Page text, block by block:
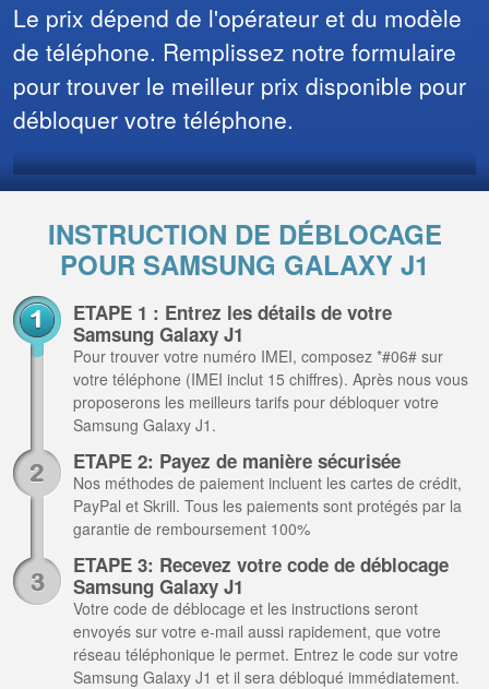
Le prix dépend de l'opérateur et du modèle
de téléphone. Remplissez notre formulaire
pour trouver le meilleur prix disponible pour
débloquer votre téléphone.
INSTRUCTION DE DÉBLOCAGE
POUR SAMSUNG GALAXY J1
ETAPE 1 : Entrez les détails de votre
Samsung Galaxy J1
Pour trouver votre numéro IMEI, composez *#06# sur
votre téléphone (IMEI inclut 15 chiffres). Après nous vous
proposerons les meilleurs tarifs pour débloquer votre
Samsung Galaxy J1.
ETAPE 2: Payez de manière sécurisée
Nos méthodes de paiement incluent les cartes de crédit,
PayPal et Skrill. Tous les paiements sont protégés par la
garantie de remboursement 100%
ETAPE 3: Recevez votre code de déblocage
Samsung Galaxy J1
Votre code de déblocage et les instructions seront
envoyés sur votre e-mail aussi rapidement, que votre
réseau téléphonique le permet. Entrez le code sur votre
Samsung Galaxy J1 et il sera débloqué immédiatement.